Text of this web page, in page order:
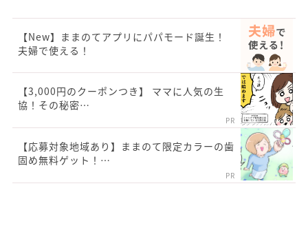
【New】ままのてアプリにパパモード誕生！
夫婦で使える！
【3,000円のクーポンつき】 ママに人気の生
協！その秘密…
PR
【応募対象地域あり】ままのて限定カラーの歯
固め無料ゲット！…
PR